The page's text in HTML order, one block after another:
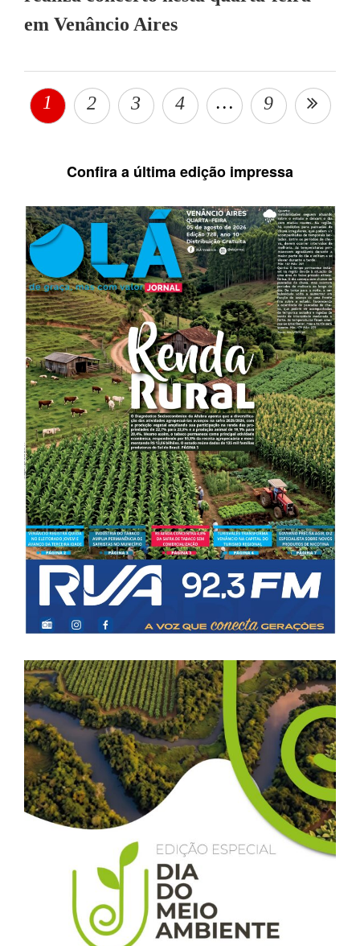
em Venâncio Aires
1 2 3 4 … 9
Confira a última edição impressa